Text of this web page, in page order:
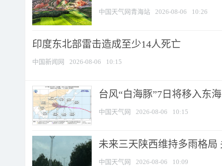
中国天气网青海站 2026-08-06 10:26
印度东北部雷击造成至少14人死亡
中国新闻网 2026-08-06 10:15
台风“白海豚”7日将移入东
中国天气网 2026-08-06 10:15
未来三天陕西维持多雨格局
中国天气网 2026-08-06 10:09